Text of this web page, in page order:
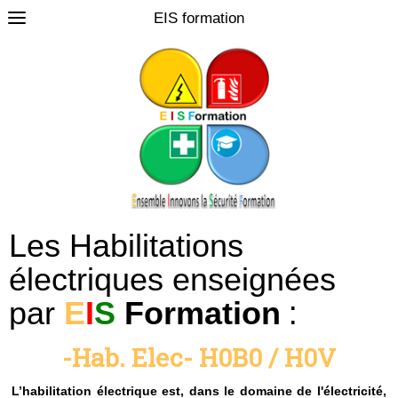
EIS formation
Les Habilitations
électriques enseignées
par EIS Formation :
-Hab. Elec- H0B0 / H0V
L’habilitation électrique est, dans le domaine de l'électricité,